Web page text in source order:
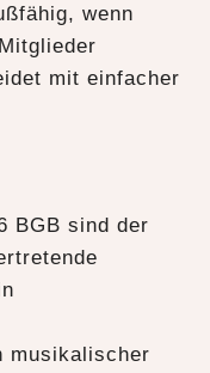
wenn
mit einfacher
BGB sind der
musikalischer